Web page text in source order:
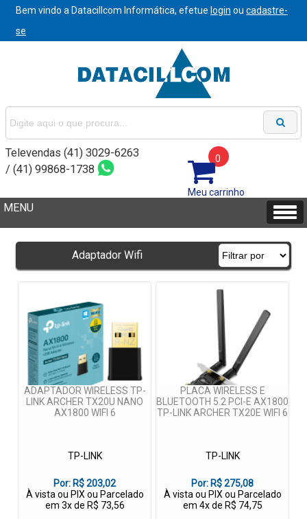
Bem vindo a Datacillcom Informática, efetue login ou cadastre-
se
Meu carrinho
0
Televendas (41) 3029-6263
/ (41) 99868-1738
Adaptador Wifi
ADAPTADOR WIRELESS TP-
LINK ARCHER TX20U NANO
AX1800 WIFI 6
TP-LINK
Por: R$ 203,02
À vista ou PIX ou Parcelado
em 3x de R$ 73,56
PLACA WIRELESS E
BLUETOOTH 5.2 PCI-E AX1800
TP-LINK ARCHER TX20E WIFI 6
TP-LINK
Por: R$ 275,08
À vista ou PIX ou Parcelado
em 4x de R$ 74,75